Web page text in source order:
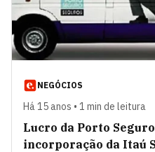
NEGÓCIOS
Há 15 anos • 1 min de leitura
Lucro da Porto
incorporação da Itaú